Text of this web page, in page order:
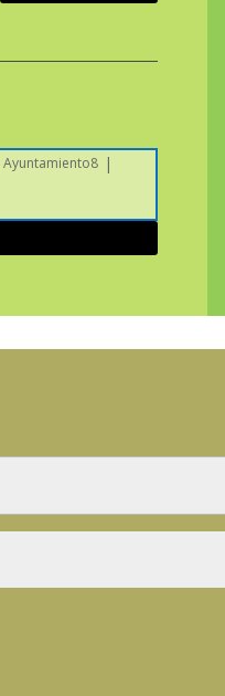
Ayuntamiento8 |